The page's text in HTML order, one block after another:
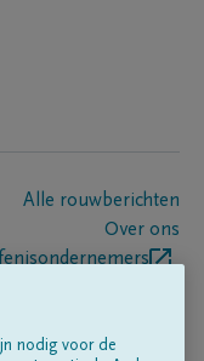
Alle rouwberichten
Over ons
nodig voor de